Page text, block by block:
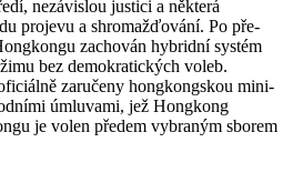
nezávislou justici a některá
projevu a shromažďování. Po pře-
zachován hybridní systém
bez demokratických voleb.
zaručeny hongkongskou mini-
úmluvami, jež Hongkong
je volen předem vybraným sborem